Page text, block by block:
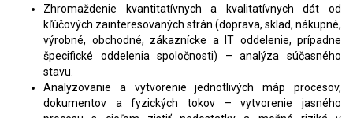
Zhromaždenie kvantitatívnych a kvalitatívnych dát od
kľúčových zainteresovaných strán (doprava, sklad, nákupné,
výrobné, obchodné, zákaznícke a IT oddelenie, prípadne
špecifické oddelenia spoločnosti) – analýza súčasného
stavu.
Analyzovanie a vytvorenie jednotlivých máp procesov,
dokumentov a fyzických tokov – vytvorenie jasného